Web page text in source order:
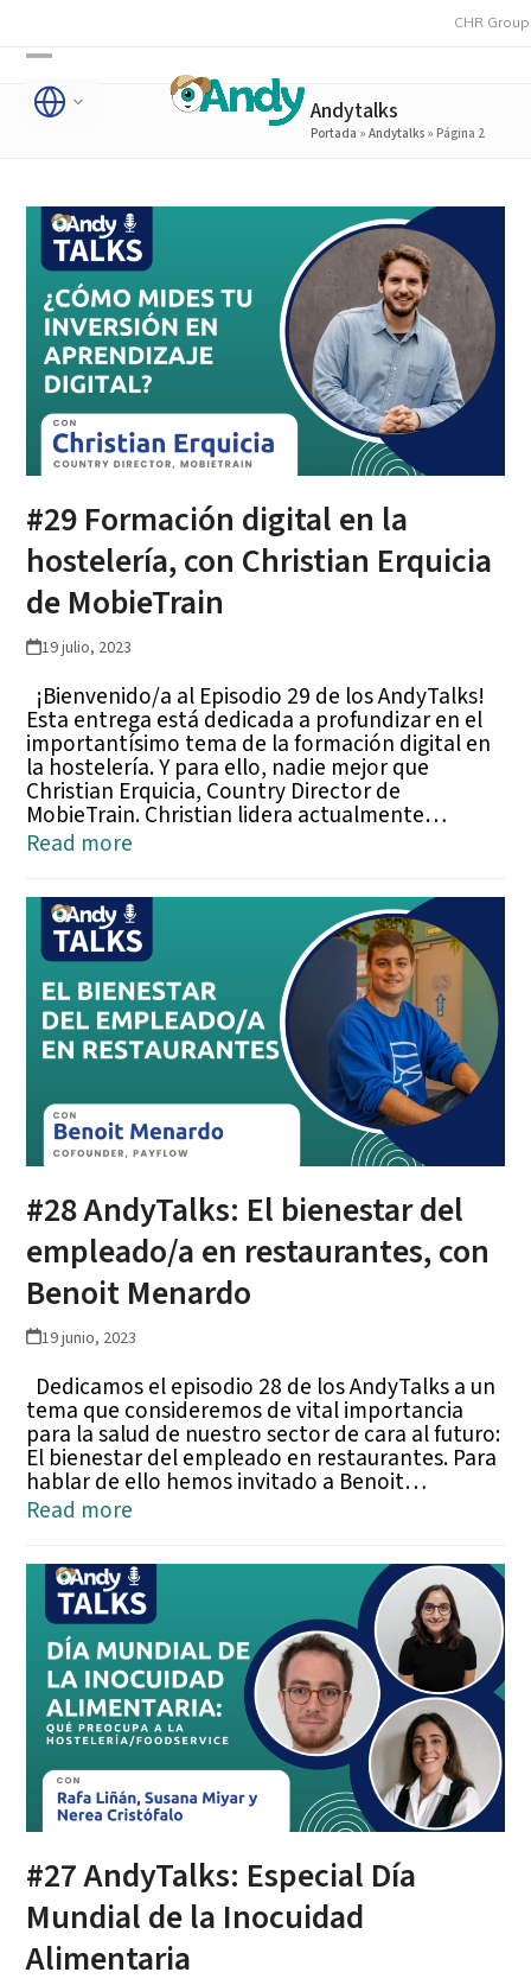
content
CHR Group
Open
mobile
Close
mobile
Andytalks
Portada »Andytalks » Página 2
#29 Formación digital en la
hostelería, con Christian Erquicia
de MobieTrain
19 julio, 2023
¡Bienvenido/a al Episodio 29 de los AndyTalks!
Esta entrega está dedicada a profundizar en el
importantísimo tema de la formación digital en
la hostelería. Y para ello, nadie mejor que
Christian Erquicia, Country Director de
MobieTrain. Christian lidera actualmente…
Read more
#28 AndyTalks: El bienestar del
empleado/a en restaurantes, con
Benoit Menardo
19 junio, 2023
Dedicamos el episodio 28 de los AndyTalks a un
tema que consideremos de vital importancia
para la salud de nuestro sector de cara al futuro:
El bienestar del empleado en restaurantes. Para
hablar de ello hemos invitado a Benoit…
Read more
#27 AndyTalks: Especial Día
Mundial de la Inocuidad
Alimentaria